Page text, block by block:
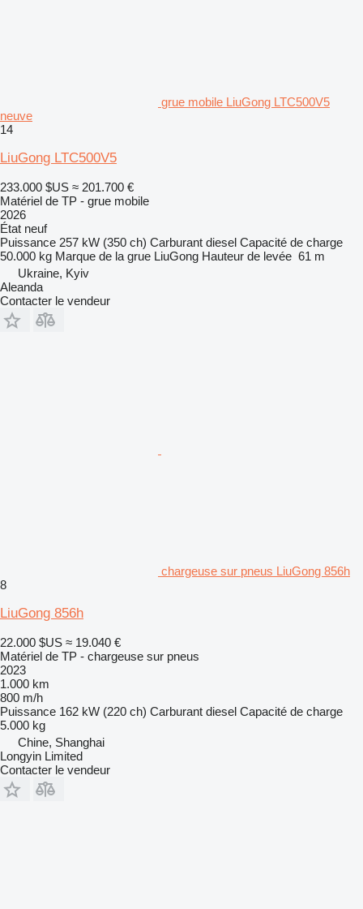
grue mobile LiuGong LTC500V5
neuve
14
LiuGong LTC500V5
233.000 $US ≈ 201.700 €
Matériel de TP - grue mobile
2026
État neuf
Puissance 257 kW (350 ch) Carburant diesel Capacité de charge
50.000 kg Marque de la grue LiuGong Hauteur de levée 61 m
Ukraine, Kyiv
Aleanda
Contacter le vendeur
chargeuse sur pneus LiuGong 856h
8
LiuGong 856h
22.000 $US ≈ 19.040 €
Matériel de TP - chargeuse sur pneus
2023
1.000 km
800 m/h
Puissance 162 kW (220 ch) Carburant diesel Capacité de charge
5.000 kg
Chine, Shanghai
Longyin Limited
Contacter le vendeur